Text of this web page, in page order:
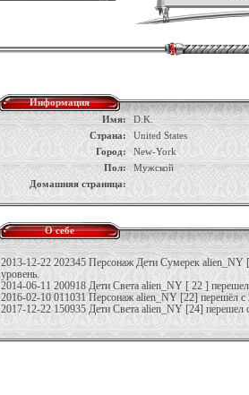
Информация
Имя:
D.K.
Страна:
United States
Город:
New-York
Пол:
Мужской
Домашняя страница:
О себе
2013-12-22 202345 Персонаж Дети Сумерек alien_NY
уровень.
2014-06-11 200918 Дети Света alien_NY [ 22 ]
2016-02-10 011031 Персонаж alien_NY [22] перешёл с
2017-12-22 150935 Дети Света alien_NY [24] перешел